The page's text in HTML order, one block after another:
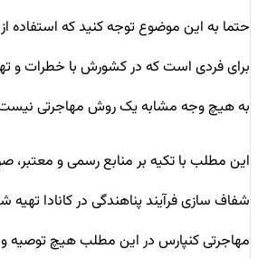
حتما به این موضوع توجه کنید که استفاده
برای فردی است که در کشورش با خطرات و
به هیچ وجه مشابه یک روش مهاجرتی نیست.
این مطلب با تکیه بر منابع رسمی و معتبر،
شفاف‌ سازی فرآیند پناهندگی در کانادا
مهاجرتی کنپارس در این مطلب هیچ توصیه و